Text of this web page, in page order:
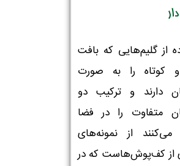
از گلیم‌هایی که بافت
و کوتاه را به صورت
دارند و ترکیب دو
متفاوت را در فضا
می‌کنند از نمونه‌های
از کف‌پوش‌هاست که در